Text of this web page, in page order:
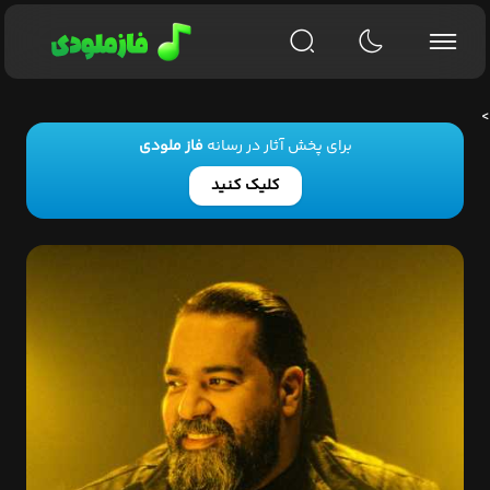
برای پخش آثار در رسانهفاز ملودی
کلیک کنید
>